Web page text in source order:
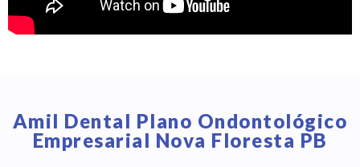
Amil Dental Plano Ondontológico
Empresarial Nova Floresta PB